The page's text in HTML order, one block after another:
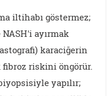
iltihabı göstermez;
ayırmak
karaciğerin
fibroz riskini öngörür.
yapılır;